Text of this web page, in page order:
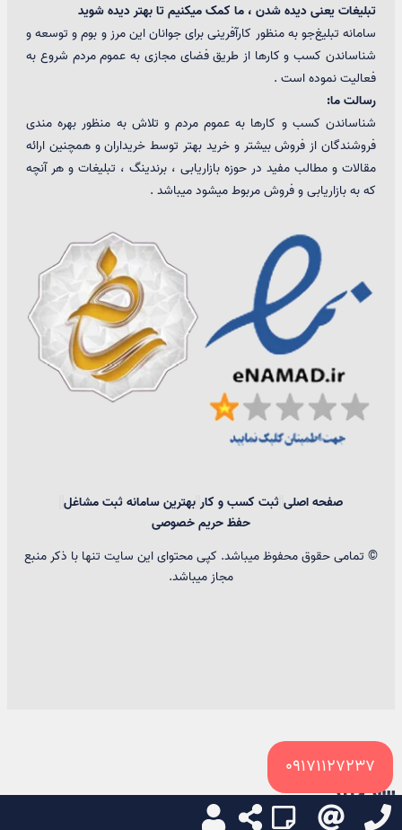
09171127237
تبلیغات یعنی دیده شدن ، ما کمک میکنیم تا بهتر دیده شوید
سامانه تبلیغ‌جو به منظور کارآفرینی برای جوانان این مرز و بوم و توسعه و
شناساندن کسب و کارها از طریق فضای مجازی به عموم مردم شروع به
فعالیت نموده است .
رسالت ما:
شناساندن کسب و کارها به عموم مردم و تلاش به منظور بهره مندی
فروشندگان از فروش بیشتر و خرید بهتر توسط خریداران و همچنین ارائه
مقالات و مطالب مفید در حوزه بازاریابی ، برندینگ ، تبلیغات و هر آنچه
که به بازاریابی و فروش مربوط میشود میباشد .
صفحه اصلی ثبت کسب و کار بهترین سامانه ثبت مشاغل
حفظ حریم خصوصی
© تمامی حقوق محفوظ میباشد. کپی محتوای این سایت تنها با ذکر منبع
مجاز میباشد.
سبد خرید